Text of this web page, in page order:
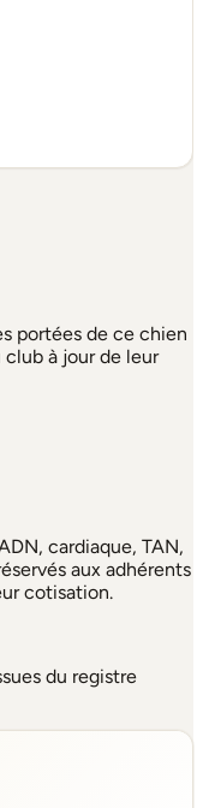
portées de ce chien
à jour de leur
cardiaque, TAN,
aux adhérents
cotisation.
du registre